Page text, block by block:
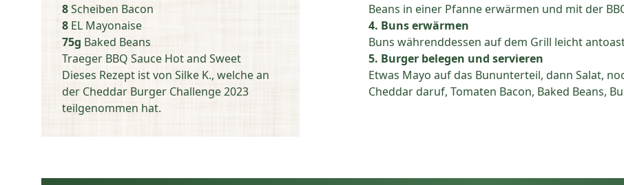
8Scheiben Bacon
8 EL Mayonaise
75g Baked Beans
Traeger BBQ Sauce Hot and Sweet
Dieses Rezept ist von Silke K., welche an
der Cheddar Burger Challenge 2023
teilgenommen hat.
Beans in einer Pfanne erwärmen und mit der
4. Buns erwärmen
Buns währenddessen auf dem Grill leicht
5. Burger belegen und servieren
Etwas Mayo auf das Bununterteil, dann Salat,
Cheddar daruf, Tomaten Bacon, Baked Beans,